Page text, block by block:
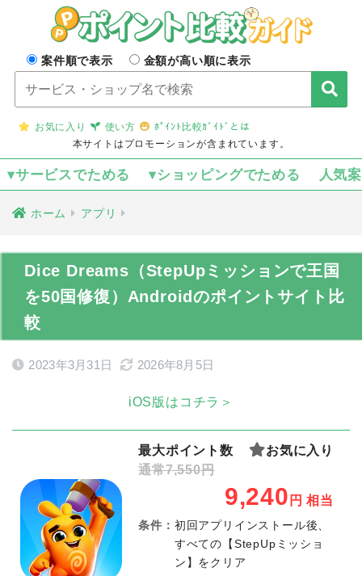
案件順で表示 金額が高い順に表示
お気に入り 使い方
ﾎﾟｲﾝﾄ比較ｶﾞｲﾄﾞとは
本サイトはプロモーションが含まれています。
▾サービスでためる ▾ショッピングでためる 人気
ホーム アプリ
Dice Dreams（StepUpミッションで王国
を50国修復）Androidのポイントサイト比
較
2023年3月31日 2026年8月5日
iOS版はコチラ＞
最大ポイント数
お気に入り
通常7,550円
9,240 円 相当
条件： 初回アプリインストール後、
すべての【StepUpミッショ
ン】をクリア